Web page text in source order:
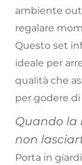
ambiente
regalare
Questo set
ideale per
qualità che
per godere
Quando la
non
Porta in